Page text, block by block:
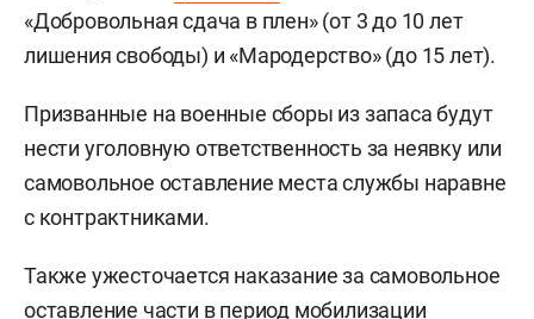
«Добровольная сдача в плен» (от 3 до 10 лет
лишения свободы) и «Мародерство» (до 15 лет).
Призванные на военные сборы из запаса будут
нести уголовную ответственность за неявку или
самовольное оставление места службы наравне
с контрактниками.
Также ужесточается наказание за самовольное
оставление части в период мобилизации